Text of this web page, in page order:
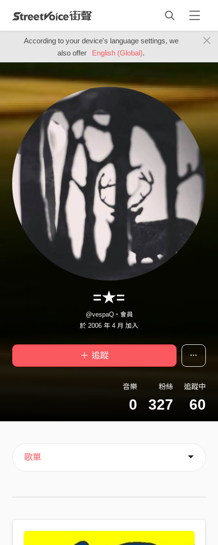
According to your device's language settings, we
also offer
English (Global).
=★=
@vespaQ・會員
於 2006 年 4 月 加入
＋ 追蹤
音樂
0
粉絲
327
追蹤中
60
主頁
歌單
喜歡
關於